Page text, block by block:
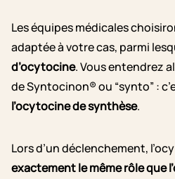
Les équipes médicales
adaptée à votre cas, parmi
d’ocytocine. Vous entendrez
de Syntocinon® ou “synto” :
l’ocytocine de synthèse.
Lors d’un déclenchement,
exactement le même rôle que